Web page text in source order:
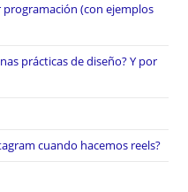
(con ejemplos
prácticas de diseño? Y por
cuando hacemos reels?